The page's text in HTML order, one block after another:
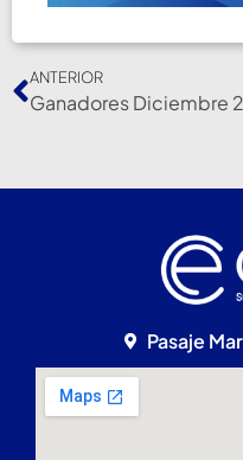
ANTERIOR
Pasaje